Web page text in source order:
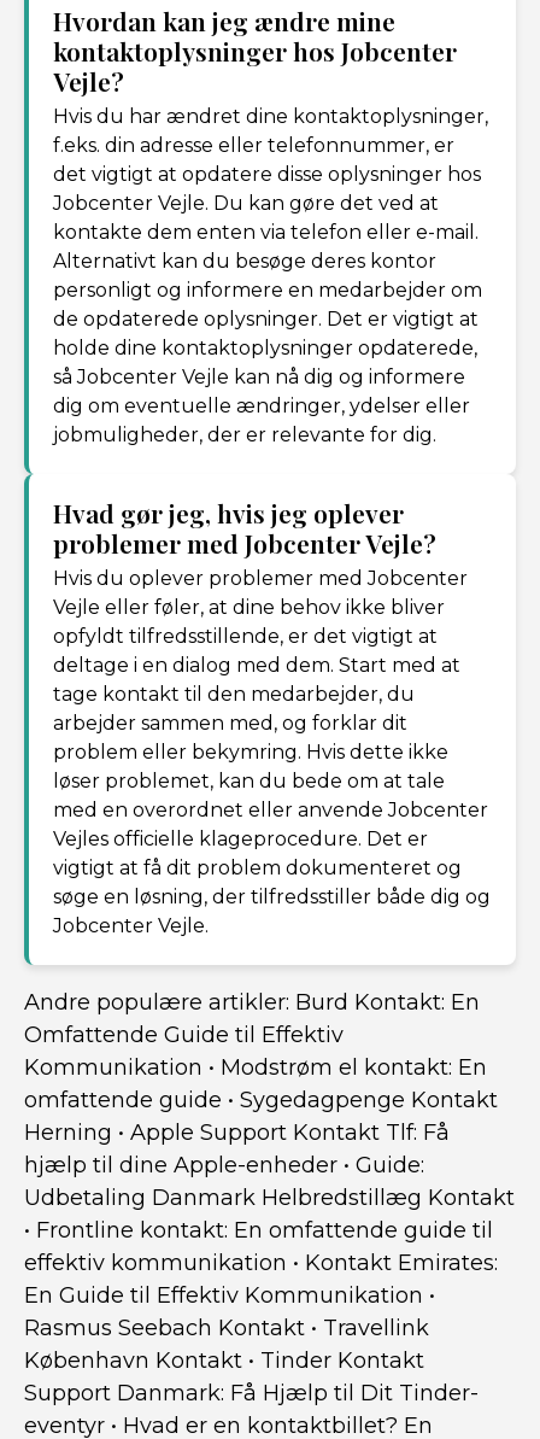
Hvordan kan jeg ændre mine
kontaktoplysninger hos Jobcenter
Vejle?
Hvis du har ændret dine kontaktoplysninger,
f.eks. din adresse eller telefonnummer, er
det vigtigt at opdatere disse oplysninger hos
Jobcenter Vejle. Du kan gøre det ved at
kontakte dem enten via telefon eller e-mail.
Alternativt kan du besøge deres kontor
personligt og informere en medarbejder om
de opdaterede oplysninger. Det er vigtigt at
holde dine kontaktoplysninger opdaterede,
så Jobcenter Vejle kan nå dig og informere
dig om eventuelle ændringer, ydelser eller
jobmuligheder, der er relevante for dig.
Hvad gør jeg, hvis jeg oplever
problemer med Jobcenter Vejle?
Hvis du oplever problemer med Jobcenter
Vejle eller føler, at dine behov ikke bliver
opfyldt tilfredsstillende, er det vigtigt at
deltage i en dialog med dem. Start med at
tage kontakt til den medarbejder, du
arbejder sammen med, og forklar dit
problem eller bekymring. Hvis dette ikke
løser problemet, kan du bede om at tale
med en overordnet eller anvende Jobcenter
Vejles officielle klageprocedure. Det er
vigtigt at få dit problem dokumenteret og
søge en løsning, der tilfredsstiller både dig og
Jobcenter Vejle.
Andre populære artikler: Burd Kontakt: En
Omfattende Guide til Effektiv
Kommunikation • Modstrøm el kontakt: En
omfattende guide • Sygedagpenge Kontakt
Herning • Apple Support Kontakt Tlf: Få
hjælp til dine Apple-enheder • Guide:
Udbetaling Danmark Helbredstillæg Kontakt
• Frontline kontakt: En omfattende guide til
effektiv kommunikation • Kontakt Emirates:
En Guide til Effektiv Kommunikation •
Rasmus Seebach Kontakt • Travellink
København Kontakt • Tinder Kontakt
Support Danmark: Få Hjælp til Dit Tinder-
eventyr • Hvad er en kontaktbillet? En